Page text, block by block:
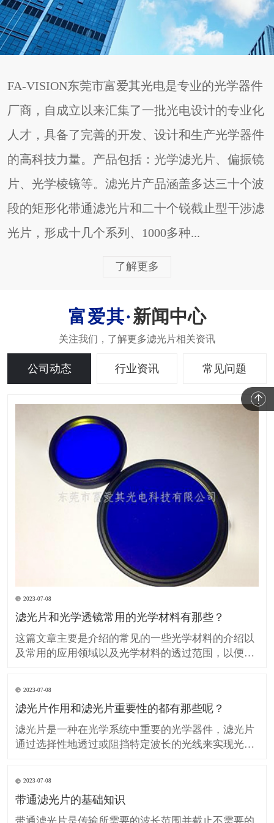
FA-VISION东莞市富爱其光电是专业的光学器件
厂商，自成立以来汇集了一批光电设计的专业化
人才，具备了完善的开发、设计和生产光学器件
的高科技力量。产品包括：光学滤光片、偏振镜
片、光学棱镜等。滤光片产品涵盖多达三十个波
段的矩形化带通滤光片和二十个锐截止型干涉滤
光片，形成十几个系列、1000多种...
了解更多
新闻中心
公司动态 行业资讯 常见问题
2023-07-08
滤光片和光学透镜常用的光学材料有那些？
这篇文章主要是介绍的常见的一些光学材料的介绍以
及常用的应用领域以及光学材料的透过范围，以便在
膨胀系数较大，不推荐用于温度敏感的领域应用，在
可见光
2023-07-08
滤光片作用和滤光片重要性的都有那些呢？
滤光片是一种在光学系统中重要的光学器件，滤光片
通过选择性地透过或阻挡特定波长的光线来实现光的
片对光的控制和调节： 滤光片可以选择性地透过或阻
挡特
2023-07-08
带通滤光片的基础知识